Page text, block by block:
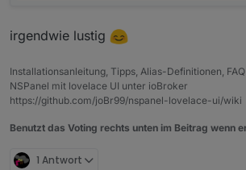
irgendwie lustig
Installationsanleitung, Tipps, Alias-Definitionen,
NSPanel mit lovelace UI unter ioBroker
https://github.com/joBr99/nspanel-lovelace-ui/wiki
Benutzt das Voting rechts unten im Beitrag wenn
1 Antwort